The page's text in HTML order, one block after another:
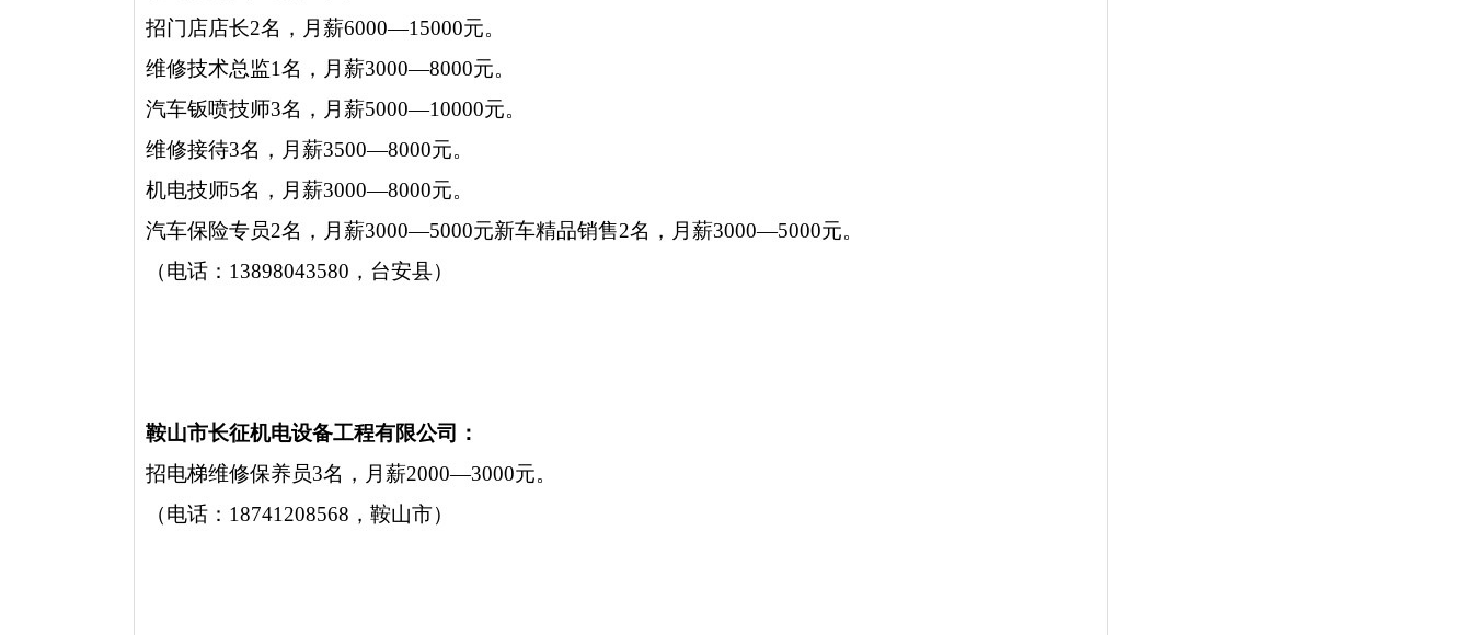
招门店店长2名，月薪6000—15000元。
维修技术总监1名，月薪3000—8000元。
汽车钣喷技师3名，月薪5000—10000元。
维修接待3名，月薪3500—8000元。
机电技师5名，月薪3000—8000元。
汽车保险专员2名，月薪3000—5000元新车精品销售2名，月薪3000—5000元。
（电话：13898043580，台安县）
鞍山市长征机电设备工程有限公司：
招电梯维修保养员3名，月薪2000—3000元。
（电话：18741208568，鞍山市）